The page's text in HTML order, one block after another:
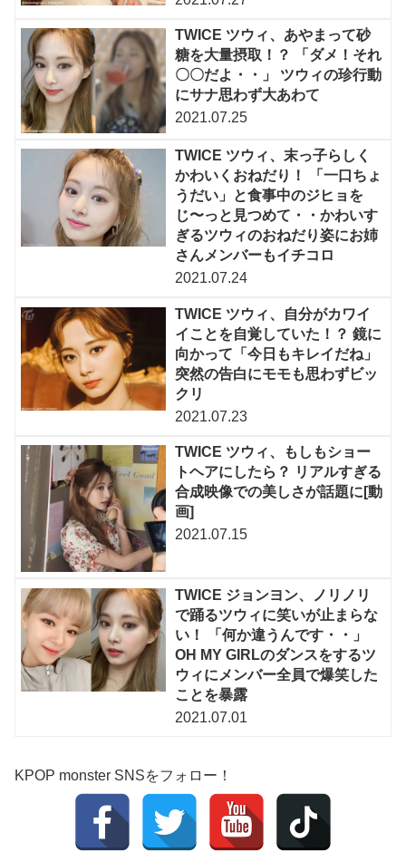
TWICE ツウィ、あやまって砂
糖を大量摂取！？ 「ダメ！それ
〇〇だよ・・」 ツウィの珍行動
にサナ思わず大あわて
2021.07.25
TWICE ツウィ、末っ子らしく
かわいくおねだり！ 「一口ちょ
うだい」と食事中のジヒョを
じ〜っと見つめて・・かわいす
ぎるツウィのおねだり姿にお姉
さんメンバーもイチコロ
2021.07.24
TWICE ツウィ、自分がカワイ
イことを自覚していた！？ 鏡に
向かって「今日もキレイだね」
突然の告白にモモも思わずビッ
クリ
2021.07.23
TWICE ツウィ、もしもショー
トヘアにしたら？ リアルすぎる
合成映像での美しさが話題に[動
画]
2021.07.15
TWICE ジョンヨン、ノリノリ
で踊るツウィに笑いが止まらな
い！ 「何か違うんです・・」
OH MY GIRLのダンスをするツ
ウィにメンバー全員で爆笑した
ことを暴露
2021.07.01
KPOP monster SNSをフォロー！